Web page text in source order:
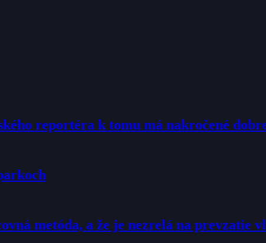
reportéra k tomu má nakročené
metóda, a že je nezrelá na prevzatie